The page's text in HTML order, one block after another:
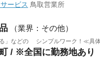
ービス 鳥取営業所
（業界：その他）
」などの シンプルワーク！≪具